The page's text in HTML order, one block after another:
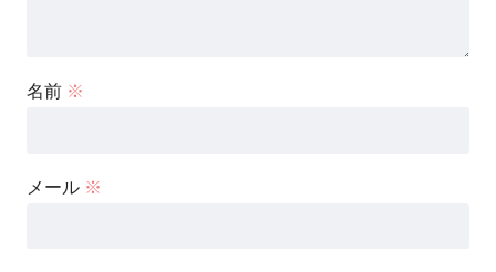
名前 ※
メール ※